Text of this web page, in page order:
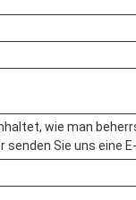
wie man
Sie uns eine E-